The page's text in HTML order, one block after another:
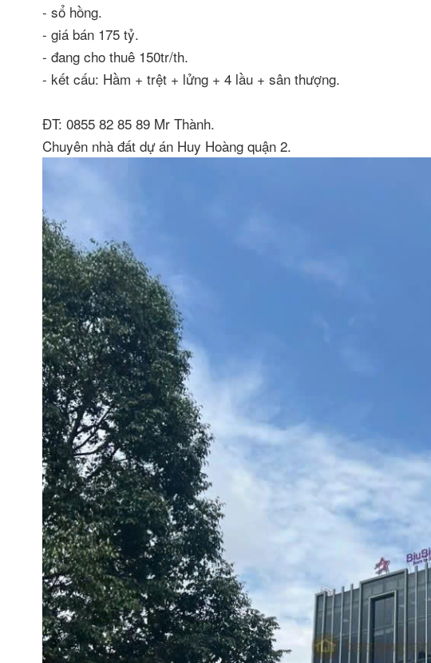
- sổ hồng.
- giá bán 175 tỷ.
- đang cho thuê 150tr/th.
- kết cấu: Hầm + trệt + lửng + 4 lầu + sân thượng.
ĐT: 0855 82 85 89 Mr Thành.
Chuyên nhà đất dự án Huy Hoàng quận 2.